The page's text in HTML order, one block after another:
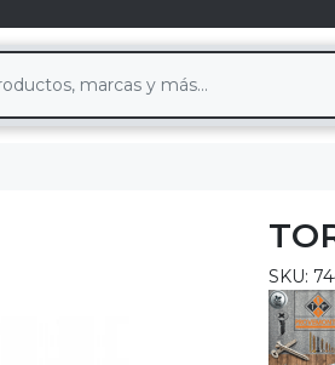
SKU: